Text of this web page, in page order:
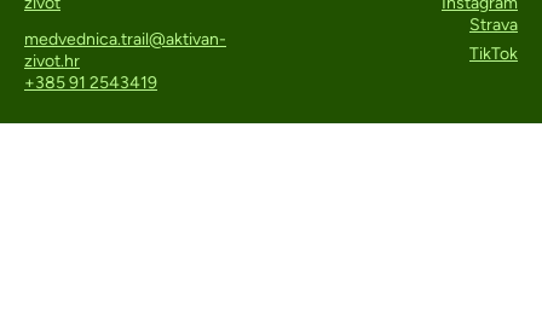
medvednica.trail@aktivan-
zivot.hr
+385 91 2543419
Strava
TikTok